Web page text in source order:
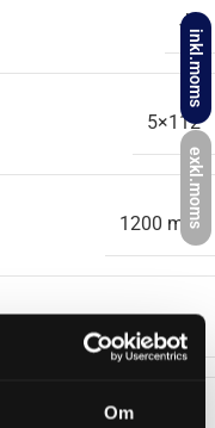
Om
inkl.moms
exkl.moms
Ja
5×112
1200 mm